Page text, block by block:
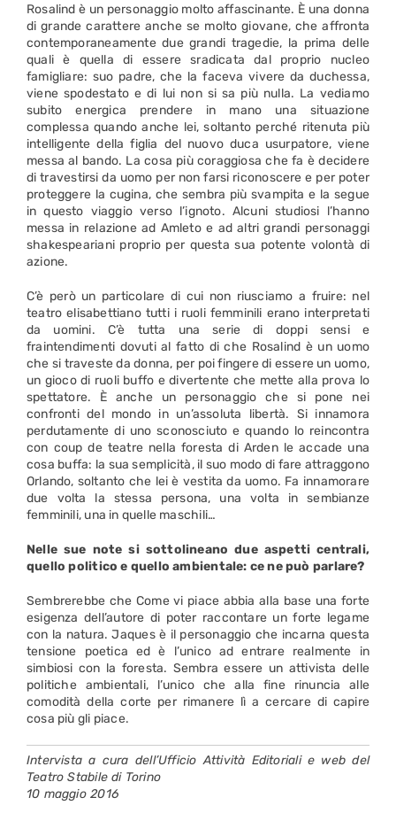
Rosalind è un personaggio molto affascinante. È una donna
di grande carattere anche se molto giovane, che affronta
contemporaneamente due grandi tragedie, la prima delle
quali è quella di essere sradicata dal proprio nucleo
famigliare: suo padre, che la faceva vivere da duchessa,
viene spodestato e di lui non si sa più nulla. La vediamo
subito energica prendere in mano una situazione
complessa quando anche lei, soltanto perché ritenuta più
intelligente della figlia del nuovo duca usurpatore, viene
messa al bando. La cosa più coraggiosa che fa è decidere
di travestirsi da uomo per non farsi riconoscere e per poter
proteggere la cugina, che sembra più svampita e la segue
in questo viaggio verso l’ignoto. Alcuni studiosi l’hanno
messa in relazione ad Amleto e ad altri grandi personaggi
shakespeariani proprio per questa sua potente volontà di
azione.
C’è però un particolare di cui non riusciamo a fruire: nel
teatro elisabettiano tutti i ruoli femminili erano interpretati
da uomini. C’è tutta una serie di doppi sensi e
fraintendimenti dovuti al fatto di che Rosalind è un uomo
che si traveste da donna, per poi fingere di essere un uomo,
un gioco di ruoli buffo e divertente che mette alla prova lo
spettatore. È anche un personaggio che si pone nei
confronti del mondo in un’assoluta libertà. Si innamora
perdutamente di uno sconosciuto e quando lo reincontra
con coup de teatre nella foresta di Arden le accade una
cosa buffa: la sua semplicità, il suo modo di fare attraggono
Orlando, soltanto che lei è vestita da uomo. Fa innamorare
due volta la stessa persona, una volta in sembianze
femminili, una in quelle maschili…
Nelle sue note si sottolineano due aspetti centrali,
quello politico e quello ambientale: ce ne può parlare?
Sembrerebbe che Come vi piace abbia alla base una forte
esigenza dell’autore di poter raccontare un forte legame
con la natura. Jaques è il personaggio che incarna questa
tensione poetica ed è l’unico ad entrare realmente in
simbiosi con la foresta. Sembra essere un attivista delle
politiche ambientali, l’unico che alla fine rinuncia alle
comodità della corte per rimanere lì a cercare di capire
cosa più gli piace.
Intervista a cura dell’Ufficio Attività Editoriali e web del
Teatro Stabile di Torino
10 maggio 2016